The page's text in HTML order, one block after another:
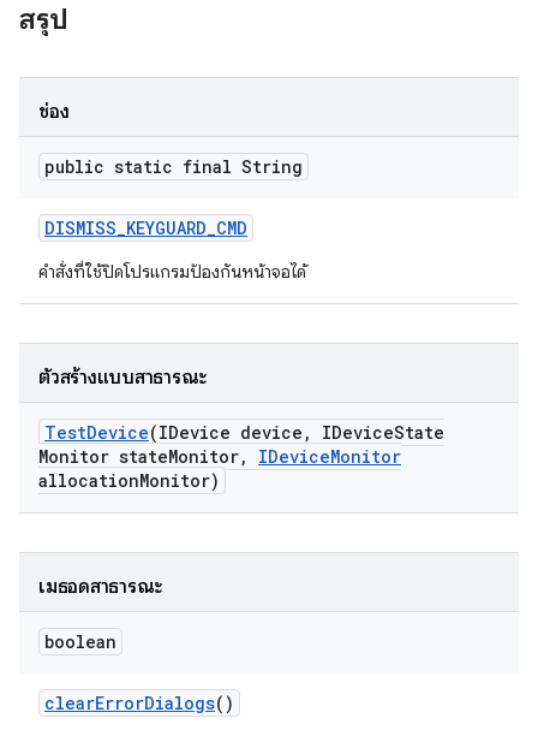
สรุป
ช่อง
public static final String
DISMISS_KEYGUARD_CMD
คำสั่งที่ใช้ปิดโปรแกรมป้องกันหน้าจอได้
ตัวสร้างแบบสาธารณะ
TestDevice(IDevice device , IDeviceState
Monitor stateMonitor, IDeviceMonitor
allocationMonitor)
เมธอดสาธารณะ
boolean
clearErrorDialogs()